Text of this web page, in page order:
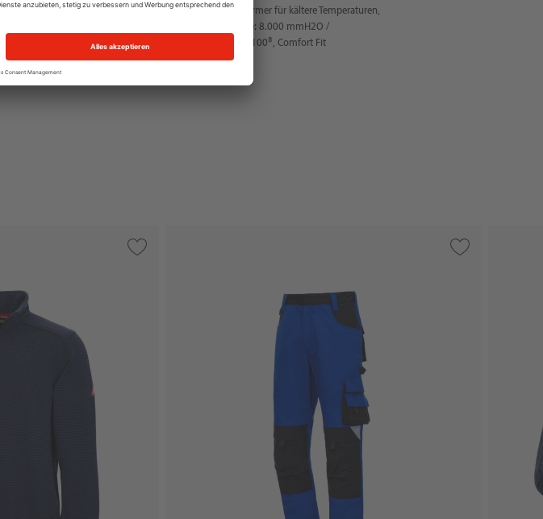
innen und außen, Innen-, Brust- und Seitentaschen, Pulswärmer für kältere Temperaturen,
Kapuze mit Kordelzug zur Fixierung, Oberstoff: Wassersäule: 8.000 mmH2O /
Atmungsaktivität: 3.500 g/qm/24h, OEKO-TEX STANDARD 100®, Comfort Fit